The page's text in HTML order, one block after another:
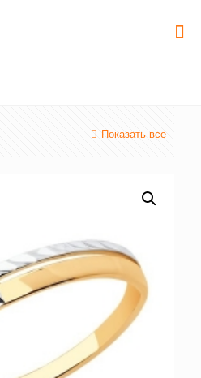
Показать все